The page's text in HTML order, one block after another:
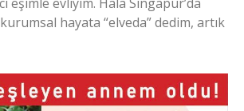
hayata “elveda” dedim, artık